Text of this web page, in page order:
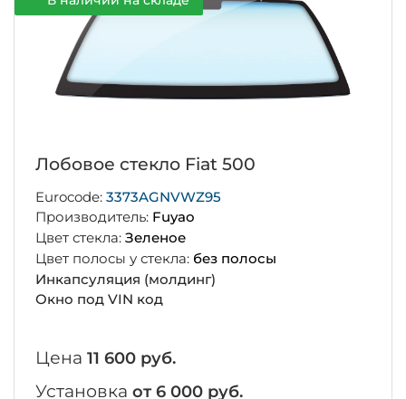
Лобовое стекло Fiat 500
Eurocode: 3373AGNVWZ95
Производитель: Fuyao
Цвет стекла: Зеленое
Цвет полосы у стекла: без полосы
Инкапсуляция (молдинг)
Окно под VIN код
Цена 11 600 руб.
Установка от 6 000 руб.